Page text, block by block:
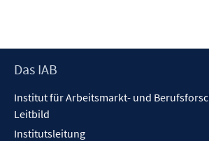
Footer
Das IAB
Institut für Arbeitsmarkt- und
Leitbild
Institutsleitung